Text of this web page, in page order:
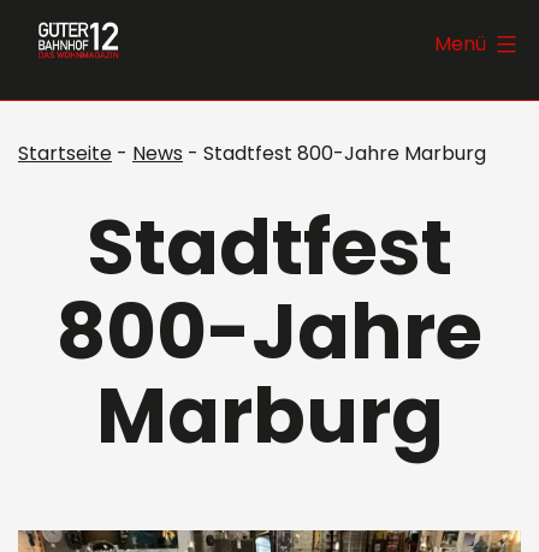
InhaltGüterbahnhof12 Menü
Startseite - News - Stadtfest 800-Jahre Marburg
Stadtfest
800-Jahre
Marburg